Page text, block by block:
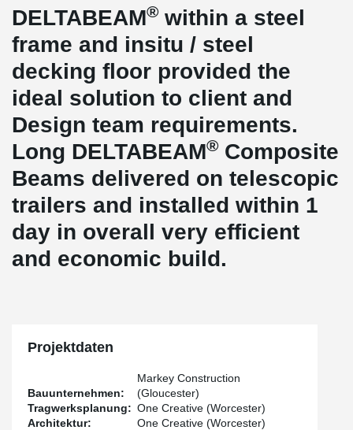
DELTABEAM® within a steel
frame and insitu / steel
decking floor provided the
ideal solution to client and
Design team requirements.
Long DELTABEAM® Composite
Beams delivered on telescopic
trailers and installed within 1
day in overall very efficient
and economic build.
Projektdaten
Bauunternehmen:
Markey Construction
(Gloucester)
Tragwerksplanung: One Creative (Worcester)
Architektur:
One Creative (Worcester)